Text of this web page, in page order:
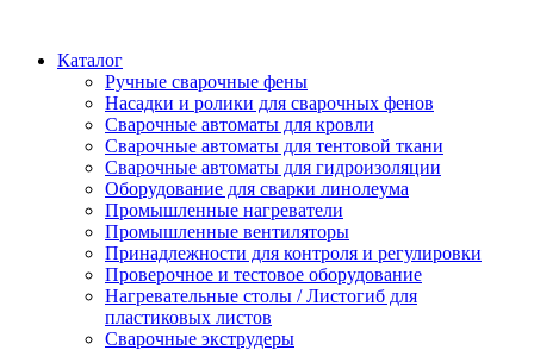
Каталог
Ручные сварочные фены
Насадки и ролики для сварочных фенов
Сварочные автоматы для кровли
Сварочные автоматы для тентовой ткани
Сварочные автоматы для гидроизоляции
Оборудование для сварки линолеума
Промышленные нагреватели
Промышленные вентиляторы
Принадлежности для контроля и регулировки
Проверочное и тестовое оборудование
Нагревательные столы / Листогиб для
пластиковых листов
Сварочные экструдеры